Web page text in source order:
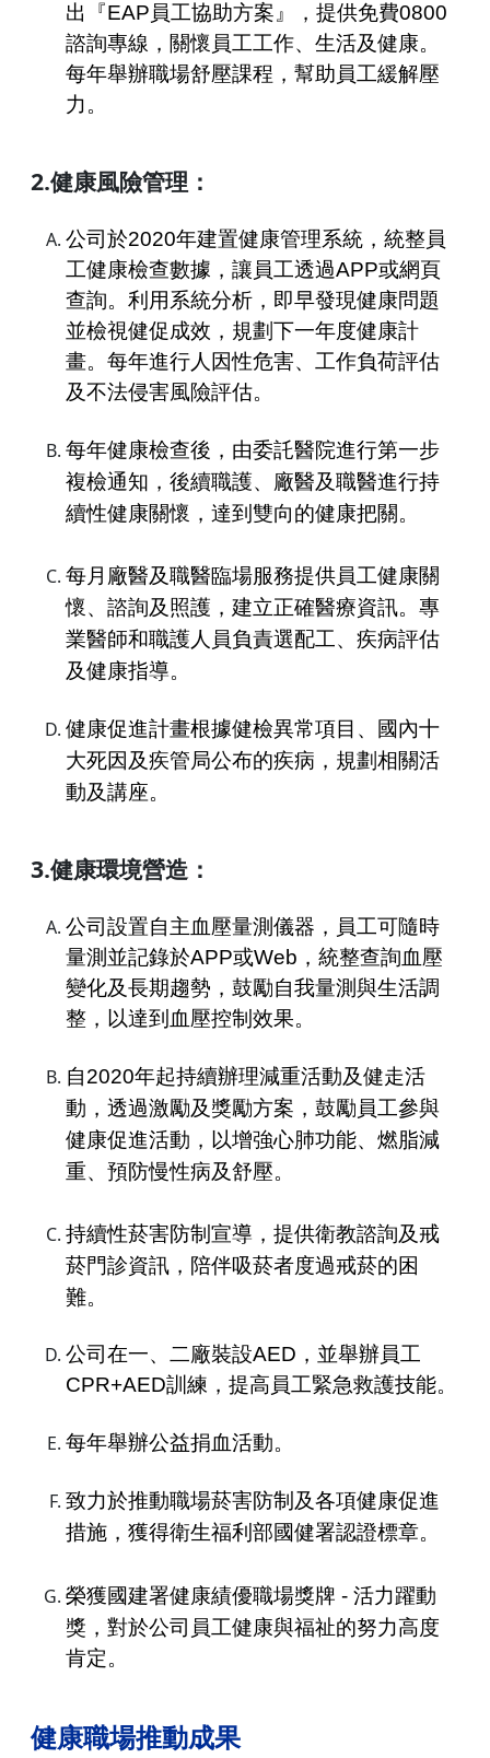
出『EAP員工協助方案』，提供免費0800
諮詢專線，關懷員工工作、生活及健康。
每年舉辦職場舒壓課程，幫助員工緩解壓
力。
2.健康風險管理：
公司於2020年建置健康管理系統，統整員
工健康檢查數據，讓員工透過APP或網頁
查詢。利用系統分析，即早發現健康問題
並檢視健促成效，規劃下一年度健康計
畫。每年進行人因性危害、工作負荷評估
及不法侵害風險評估。
每年健康檢查後，由委託醫院進行第一步
複檢通知，後續職護、廠醫及職醫進行持
續性健康關懷，達到雙向的健康把關。
每月廠醫及職醫臨場服務提供員工健康關
懷、諮詢及照護，建立正確醫療資訊。專
業醫師和職護人員負責選配工、疾病評估
及健康指導。
健康促進計畫根據健檢異常項目、國內十
大死因及疾管局公布的疾病，規劃相關活
動及講座。
3.健康環境營造：
公司設置自主血壓量測儀器，員工可隨時
量測並記錄於APP或Web，統整查詢血壓
變化及長期趨勢，鼓勵自我量測與生活調
整，以達到血壓控制效果。
自2020年起持續辦理減重活動及健走活
動，透過激勵及獎勵方案，鼓勵員工參與
健康促進活動，以增強心肺功能、燃脂減
重、預防慢性病及舒壓。
持續性菸害防制宣導，提供衛教諮詢及戒
菸門診資訊，陪伴吸菸者度過戒菸的困
難。
公司在一、二廠裝設AED，並舉辦員工
CPR+AED訓練，提高員工緊急救護技能。
每年舉辦公益捐血活動。
致力於推動職場菸害防制及各項健康促進
措施，獲得衛生福利部國健署認證標章。
榮獲國建署健康績優職場獎牌 - 活力躍動
獎， 對於公司員工健康與福祉的努力高度
肯定。
健康職場推動成果